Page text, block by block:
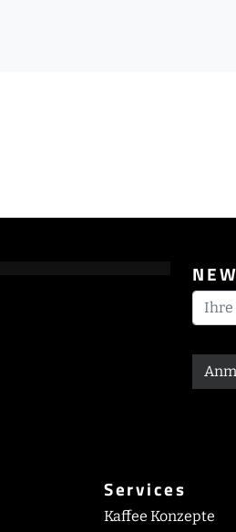
Services
Kaffee Konzepte